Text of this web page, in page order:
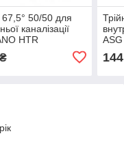
67,5° 50/50 для
каналізації
HTR